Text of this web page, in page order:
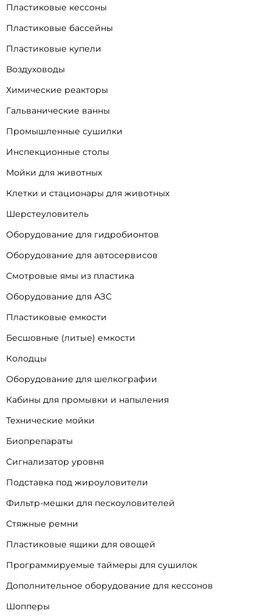
Пластиковые кессоны
Пластиковые бассейны
Пластиковые купели
Воздуховоды
Химические реакторы
Гальванические ванны
Промышленные сушилки
Инспекционные столы
Мойки для животных
Клетки и стационары для животных
Шерстеуловитель
Оборудование для гидробионтов
Оборудование для автосервисов
Смотровые ямы из пластика
Оборудование для АЗС
Пластиковые емкости
Бесшовные (литые) емкости
Колодцы
Оборудование для шелкографии
Кабины для промывки и напыления
Технические мойки
Биопрепараты
Сигнализатор уровня
Подставка под жироуловители
Фильтр-мешки для пескоуловителей
Стяжные ремни
Пластиковые ящики для овощей
Программируемые таймеры для сушилок
Дополнительное оборудование для кессонов
Шопперы